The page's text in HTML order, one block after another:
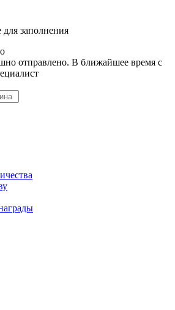
для заполнения
отправлено. В ближайшее время с